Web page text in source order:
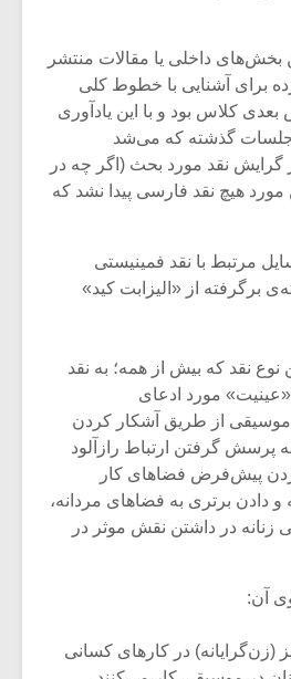
بخش‌های داخلی یا مقالات منتشر
برای آشنایی با خطوط کلی
کلاس بود و با این یادآوری
گذشته که می‌شد
گرایش نقد مورد بحث (اگر چه در
مورد هیچ نقد فارسی پیدا نشد که
مرتبط با نقد فمینیستی
برگرفته از «الیزابت کید»
نقد که بیش از همه؛ به نقد
مورد ادعای
از طریق آشکار کردن
پرسش گرفتن ارتباط رازآلود
پیش‌فرض فضاهای کار
و دادن برتری به فضاهای مردانه،
زنانه در داشتن نقش موثر در
آن:
(زن‌گرایانه) در کارهای کسانی
توانی
باشی،
باش
سکانسی